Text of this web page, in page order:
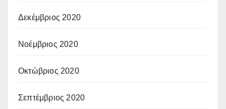
Δεκέμβριος 2020
Νοέμβριος 2020
Οκτώβριος 2020
Σεπτέμβριος 2020